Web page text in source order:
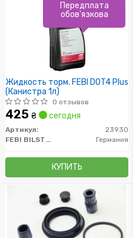
Жидкость торм. FEBI DOT4 Plus
(Канистра 1л)
0 отзывов
425 ₴ сегодня
Артикул:
23930
FEBI BILSTEIN
Германия
КУПИТЬ
Передплата
обов'язкова